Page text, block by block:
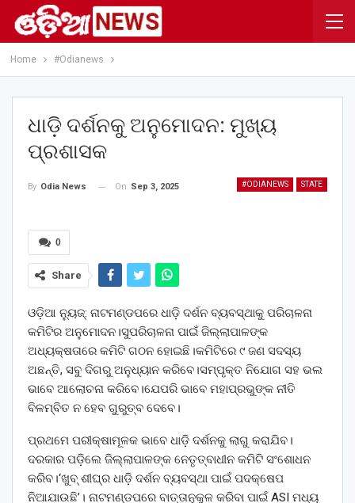
Home #Odianews
ଧାଡ଼ି ଦର୍ଶନକୁ ଅନୁମୋଦନ: ମୁଖ୍ୟ
ପ୍ରଶାସକ
#ODIANEWS STATE
By Odia News On Sep 3, 2025
0
Share
ଓଡ଼ିଆ ନ୍ୟୁଜ୍: ନାଟମଣ୍ଡପରେ ଧାଡ଼ି ଦର୍ଶନ ବ୍ୟବସ୍ଥାକୁ ପରିଚାଳନା
କମିଟିର ଅନୁମୋଦନ।ସୁପରିଚାଳନା ପାଇଁ ଜିଲ୍ଲାପାଳଙ୍କ
ଅଧ୍ୟକ୍ଷତାରେ କମିଟି ଗଠନ ହୋଇଛି।କମିଟିରେ ୯ ଜଣ ସଦସ୍ୟ
ଅଛନ୍ତି, ସବୁ ଦିଗରୁ ଅନୁଧ୍ୟାନ କରିବେ।ସମ୍ପୃକ୍ତ ନିଯୋଗ ସହ ଭଲ
ଭାବେ ଆଲୋଚନା କରିବେ।ଯେପରି ଭାବେ ମହାପ୍ରଭୁଙ୍କ ନୀତି
ବିଳମ୍ବିତ ନ ହେବ ଗୁରୁତ୍ବ ଦେବେ।
ପ୍ରଥମେ ପରୀକ୍ଷାମୂଳକ ଭାବେ ଧାଡ଼ି ଦର୍ଶନକୁ ଲାଗୁ କରାଯିବ।
ଦରକାର ପଡ଼ିଲେ ଜିଲ୍ଲାପାଳଙ୍କ ନେତୃତ୍ବାଧୀନ କମିଟି ସଂଶୋଧନ
କରିବ।‘ଖୁବ୍‌ ଶୀଘ୍ର ଧାଡ଼ି ଦର୍ଶନ ବ୍ୟବସ୍ଥା ପାଇଁ ପଦକ୍ଷେପ
ନିଆଯାଉଛି’। ନାଟମଣ୍ଡପରେ ବାତ୍ତାନୁକୁଳ କରିବା ପାଇଁ ASI ମଧ୍ୟ